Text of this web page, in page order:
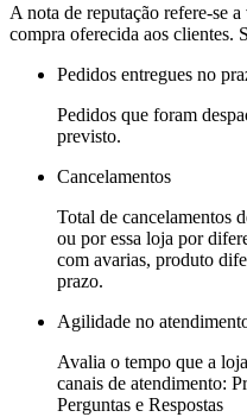
A nota de reputação refere-se
compra oferecida aos clientes.
Pedidos entregues no
Pedidos que foram
previsto.
Cancelamentos
Total de cancelamentos
ou por essa loja por
com avarias, produto
prazo.
Agilidade no
Avalia o tempo que a
canais de atendimento:
Perguntas e Respostas